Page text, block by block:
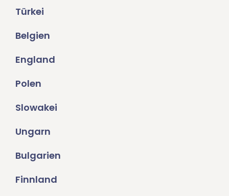
Türkei
Belgien
England
Polen
Slowakei
Ungarn
Bulgarien
Finnland